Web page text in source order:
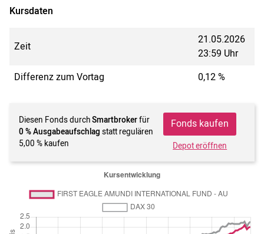
Kursdaten
Zeit
21.05.2026
23:59 Uhr
Differenz zum Vortag
0,12 %
Diesen Fonds durchSmartbrokerfür
0 % Ausgabeaufschlag statt regulären
5,00 % kaufen
Fonds kaufen
Depot eröffnen